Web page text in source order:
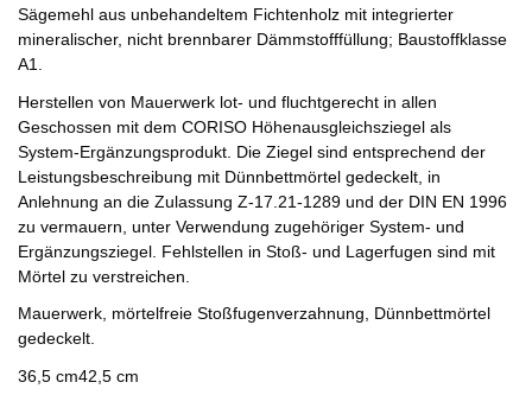
Sägemehl aus unbehandeltem Fichtenholz mit integrierter
mineralischer, nicht brennbarer Dämmstofffüllung; Baustoffklasse
A1.
Herstellen von Mauerwerk lot- und fluchtgerecht in allen
Geschossen mit dem CORISO Höhenausgleichsziegel als
System-Ergänzungsprodukt. Die Ziegel sind entsprechend der
Leistungsbeschreibung mit Dünnbettmörtel gedeckelt, in
Anlehnung an die Zulassung Z-17.21-1289 und der DIN EN 1996
zu vermauern, unter Verwendung zugehöriger System- und
Ergänzungsziegel. Fehlstellen in Stoß- und Lagerfugen sind mit
Mörtel zu verstreichen.
Mauerwerk, mörtelfreie Stoßfugenverzahnung, Dünnbettmörtel
gedeckelt.
36,5 cm42,5 cm